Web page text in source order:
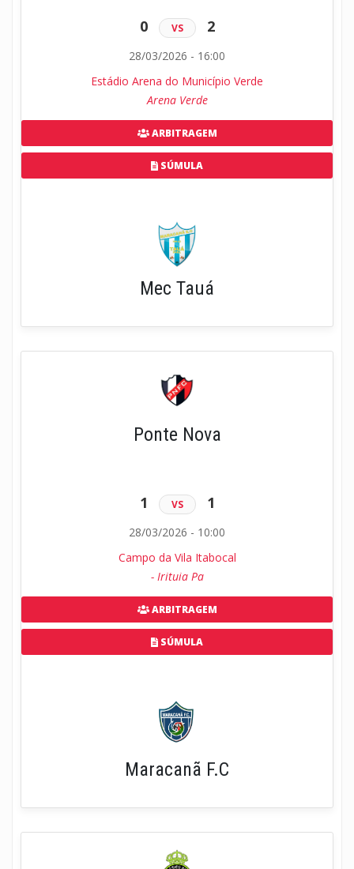
0 VS 2
28/03/2026 - 16:00
Estádio Arena do Município Verde
Arena Verde
ARBITRAGEM
SÚMULA
Mec Tauá
Ponte Nova
1 VS 1
28/03/2026 - 10:00
Campo da Vila Itabocal
- Irituia Pa
ARBITRAGEM
SÚMULA
Maracanã F.C